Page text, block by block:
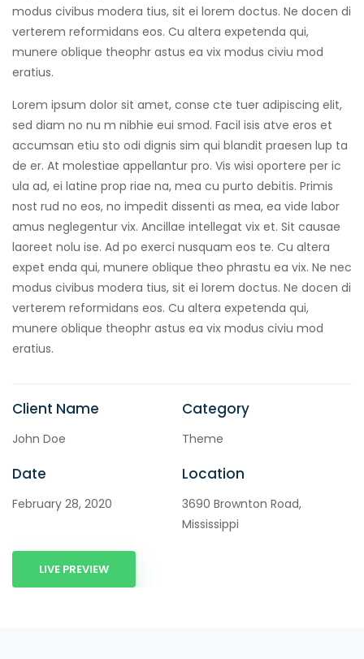
modus civibus modera tius, sit ei lorem doctus. Ne docen di
verterem reformidans eos. Cu altera expetenda qui,
munere oblique theophr astus ea vix modus civiu mod
eratius.
Lorem ipsum dolor sit amet, conse cte tuer adipiscing elit,
sed diam no nu m nibhie eui smod. Facil isis atve eros et
accumsan etiu sto odi dignis sim qui blandit praesen lup ta
de er. At molestiae appellantur pro. Vis wisi oportere per ic
ula ad, ei latine prop riae na, mea cu purto debitis. Primis
nost rud no eos, no impedit dissenti as mea, ea vide labor
amus neglegentur vix. Ancillae intellegat vix et. Sit causae
laoreet nolu ise. Ad po exerci nusquam eos te. Cu altera
expet enda qui, munere oblique theo phrastu ea vix. Ne nec
modus civibus modera tius, sit ei lorem doctus. Ne docen di
verterem reformidans eos. Cu altera expetenda qui,
munere oblique theophr astus ea vix modus civiu mod
eratius.
Client Name
John Doe
Category
Theme
Date
February 28, 2020
Location
3690 Brownton Road,
Mississippi
LIVE PREVIEW